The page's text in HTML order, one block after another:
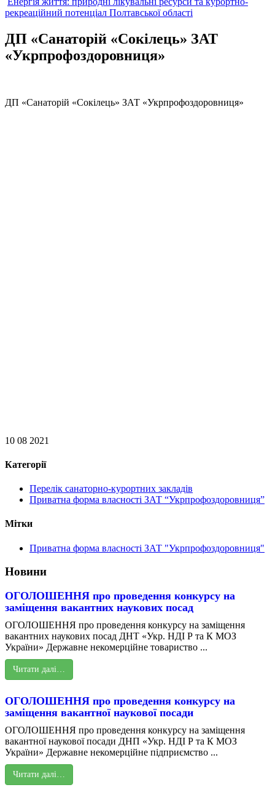
рекреаційний потенціал Полтавської області
ДП «Санаторій «Сокілець» ЗАТ
«Укрпрофоздоровниця»
ДП «Санаторій «Сокілець» ЗАТ «Укрпрофоздоровниця»
10 08 2021
Категорії
Перелік санаторно-курортних закладів
Приватна форма власності ЗАТ “Укрпрофоздоровниця”
Мітки
Приватна форма власності ЗАТ "Укрпрофоздоровниця"
Новини
ОГОЛОШЕННЯ про проведення конкурсу на
заміщення вакантних наукових посад
ОГОЛОШЕННЯ про проведення конкурсу на заміщення
вакантних наукових посад ДНТ «Укр. НДІ Р та К МОЗ
України» Державне некомерційне товариство ...
Читати далі…
ОГОЛОШЕННЯ про проведення конкурсу на
заміщення вакантної наукової посади
ОГОЛОШЕННЯ про проведення конкурсу на заміщення
вакантної наукової посади ДНП «Укр. НДІ Р та К МОЗ
України» Державне некомерційне підприємство ...
Читати далі…